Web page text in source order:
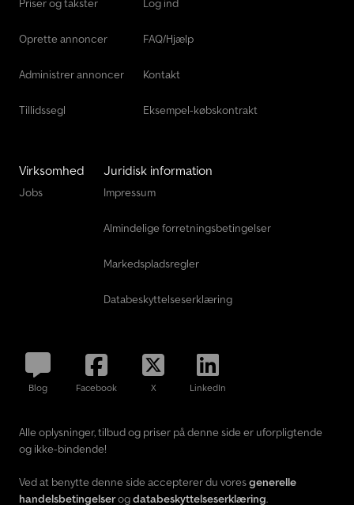
Priser og takster
Oprette annoncer
Administrer annoncer
Tillidssegl
Log ind
FAQ/Hjælp
Kontakt
Eksempel-købskontrakt
Virksomhed
Jobs
Juridisk information
Impressum
Almindelige forretningsbetingelser
Markedspladsregler
Databeskyttelseserklæring
Blog Facebook X LinkedIn
Alle oplysninger, tilbud og priser på denne side er uforpligtende
og ikke-bindende!
Ved at benytte denne side accepterer du voresgenerelle
handelsbetingelserogdatabeskyttelseserklæring.